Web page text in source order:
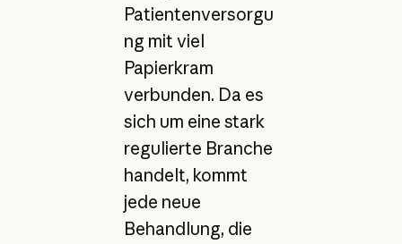
Patientenversorgu
ng mit viel
Papierkram
verbunden. Da es
sich um eine stark
regulierte Branche
handelt, kommt
jede neue
Behandlung, die